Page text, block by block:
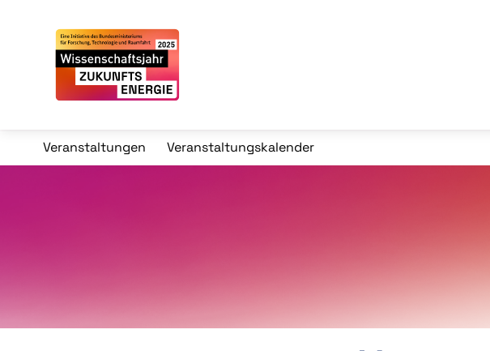
Veranstaltungen Veranstaltungskalender